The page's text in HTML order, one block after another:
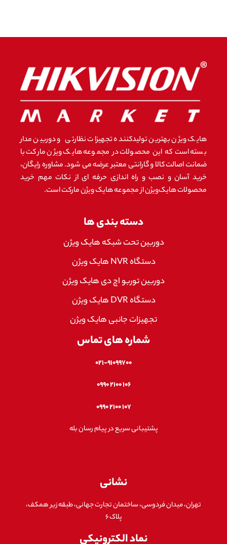
هایک ویژن بهترین تولیدکننده تجهیزات نظارتی و دوربین مدار
بسته است که این محصولات در مجموعه هایک ویژن مارکت با
ضمانت اصالت کالا و گارانتی معتبر عرضه می شود. مشاوره رایگان،
خرید آسان و نصب و راه اندازی حرفه ای از نکات مهم خرید
محصولات هایک‌ویژن از مجموعه هایک ویژن مارکت است.
دسته بندی ها
دوربین تحت شبکه هایک ویژن
دستگاه NVR هایک ویژن
دوربین توربو اچ دی هایک ویژن
دستگاه DVR هایک ویژن
تجهیزات جانبی هایک ویژن
شماره های تماس
۰۲۱-۹۱۰۹۹۷۰۰
۱۰۶ ۲۱۰۰ ۰۹۹۰
۱۰۷ ۲۱۰۰ ۰۹۹۰
پشتیبانی سریع در پیام رسان بله
نشانی
تهران، میدان فردوسی، ساختمان تجارت جهانی، طبقه زیر همکف،
پلاک ۶
نماد الکترونیکی